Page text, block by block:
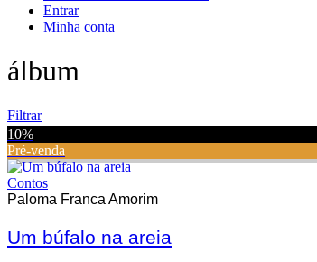
Entrar
Minha conta
álbum
Filtrar
Promoção
10%
Pré-venda
Contos
Paloma Franca Amorim
Um búfalo na areia